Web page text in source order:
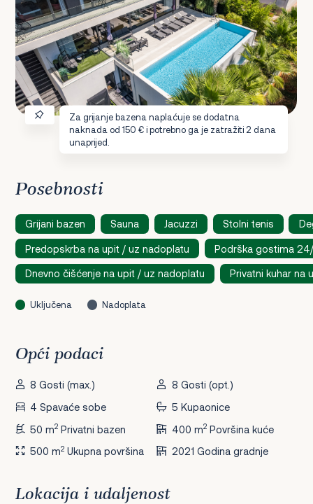
Za grijanje bazena naplaćuje se dodatna
naknada od 150 € i potrebno ga je zatražiti 2 dana
unaprijed.
Posebnosti
Grijani bazen Sauna Jacuzzi Stolni tenis
Predopskrba na upit / uz nadoplatu Podrška gostima
Dnevno čišćenje na upit / uz nadoplatu Privatni kuhar na
Uključena Nadoplata
Opći podaci
8 Gosti (max.)
8 Gosti (opt.)
4 Spavaće sobe
5 Kupaonice
50 m2 Privatni bazen 400 m2Površina kuće
500 m2 Ukupna površina 2021 Godina gradnje
Lokacija i udaljenost